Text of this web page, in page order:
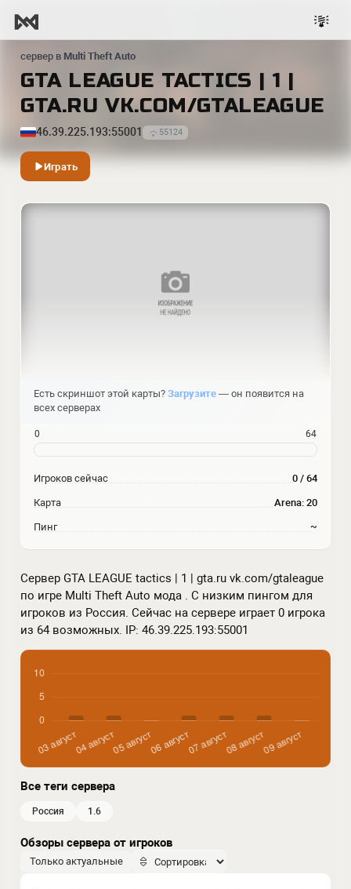
сервер в Multi Theft Auto
GTA LEAGUE TACTICS | 1 |
GTA.RU VK.COM/GTALEAGUE
46.39.225.193:55001 55124
Играть
Сервер GTA LEAGUE tactics | 1 | gta.ru vk.com/gtaleague
по игре Multi Theft Auto мода . С низким пингом для
игроков из Россия. Сейчас на сервере играет 0 игрока
из 64 возможных. IP: 46.39.225.193:55001
Все теги сервера
россия 1.6
Обзоры сервера от игроков
Только актуальные
Есть скриншот этой карты? Загрузите — он появится на
всех серверах
0 64
Игроков сейчас 0 / 64
Карта Arena: 20
Пинг ~